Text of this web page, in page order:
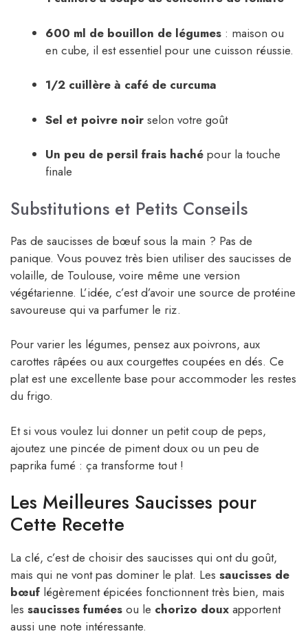
600 ml de bouillon de légumes : maison ou
en cube, il est essentiel pour une cuisson réussie.
1/2 cuillère à café de curcuma
Sel et poivre noir selon votre goût
Un peu de persil frais haché pour la touche
finale
Substitutions et Petits Conseils
Pas de saucisses de bœuf sous la main ? Pas de
panique. Vous pouvez très bien utiliser des saucisses de
volaille, de Toulouse, voire même une version
végétarienne. L’idée, c’est d’avoir une source de protéine
savoureuse qui va parfumer le riz.
Pour varier les légumes, pensez aux poivrons, aux
carottes râpées ou aux courgettes coupées en dés. Ce
plat est une excellente base pour accommoder les restes
du frigo.
Et si vous voulez lui donner un petit coup de peps,
ajoutez une pincée de piment doux ou un peu de
paprika fumé : ça transforme tout !
Les Meilleures Saucisses pour
Cette Recette
La clé, c’est de choisir des saucisses qui ont du goût,
mais qui ne vont pas dominer le plat. Les saucisses de
bœuf légèrement épicées fonctionnent très bien, mais
les saucisses fumées ou le chorizo doux apportent
aussi une note intéressante.